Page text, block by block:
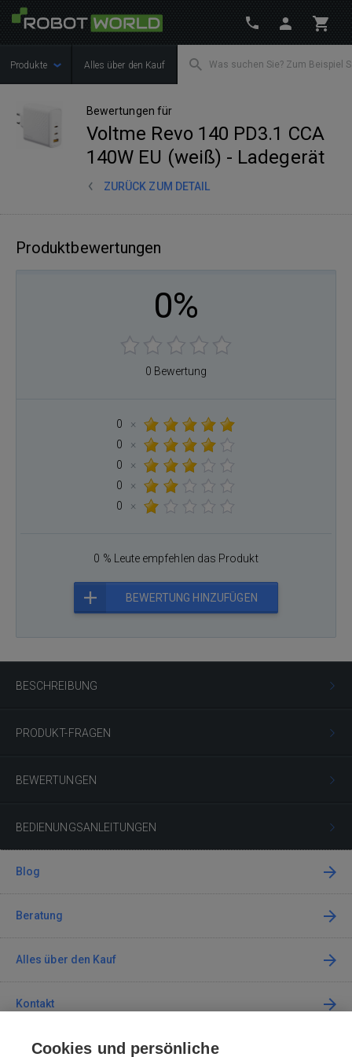
Produkte Alles über den Kauf
Bewertungen für
Voltme Revo 140 PD3.1 CCA
140W EU (weiß) - Ladegerät
ZURÜCK ZUM DETAIL
BESCHREIBUNG
PRODUKT-FRAGEN
BEWERTUNGEN
BEDIENUNGSANLEITUNGEN
Produktbewertungen
0%
0 Bewertung
0
×
0
×
0
×
0
×
0
×
0 % Leute empfehlen das Produkt
BEWERTUNG HINZUFÜGEN
Blog
Beratung
Alles über den Kauf
Kontakt
Cookies und persönliche